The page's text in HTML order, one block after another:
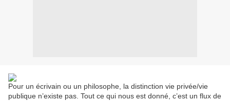
Pour un écrivain ou un philosophe, la distinction vie privée/vie
publique n’existe pas. Tout ce qui nous est donné, c’est un flux de